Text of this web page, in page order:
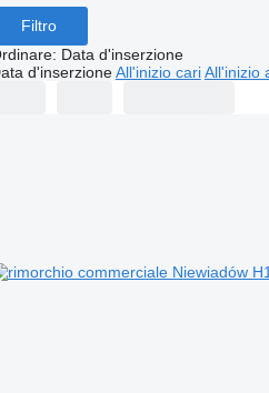
Filtro
: Data d'inserzione
d'inserzione All'inizio cari All'inizio